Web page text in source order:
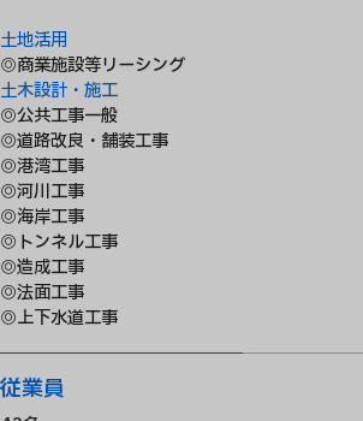
土地活用
◎商業施設等リーシング
土木設計・施工
◎公共工事一般
◎道路改良・舗装工事
◎港湾工事
◎河川工事
◎海岸工事
◎トンネル工事
◎造成工事
◎法面工事
◎上下水道工事
従業員